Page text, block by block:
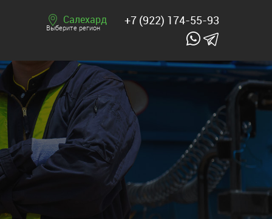
Салехард
Выберите регион
+7 (922) 174-55-93